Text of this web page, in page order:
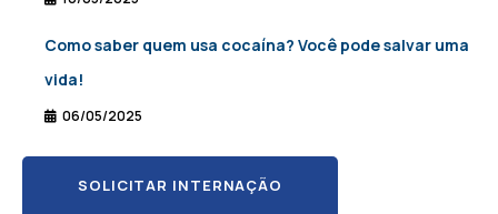
Como saber quem usa cocaína? Você pode salvar uma
vida!
06/05/2025
SOLICITAR INTERNAÇÃO